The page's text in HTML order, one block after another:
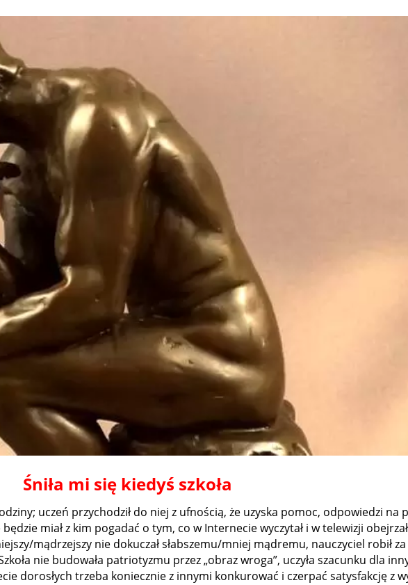
Śniła mi się kiedyś szkoła
uczeń przychodził do niej z ufnością, że uzyska pomoc, odpowiedzi na
miał z kim pogadać o tym, co w Internecie wyczytał i w telewizji
mądrzejszy nie dokuczał słabszemu/mniej mądremu, nauczyciel robił
nie budowała patriotyzmu przez „obraz wroga”, uczyła szacunku dla
dorosłych trzeba koniecznie z innymi konkurować i czerpać satysfakcję z